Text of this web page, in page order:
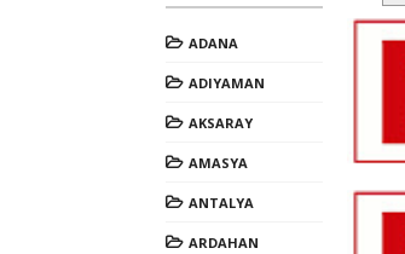
ADANA
ADIYAMAN
AKSARAY
AMASYA
ANTALYA
ARDAHAN